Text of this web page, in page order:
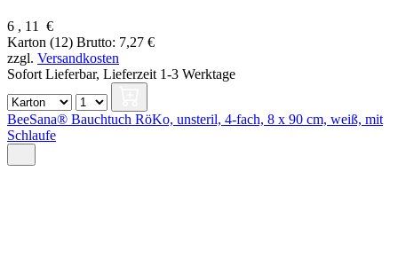
6 , 11
€
Karton (12) Brutto: 7,27 €
zzgl. Versandkosten
Sofort Lieferbar, Lieferzeit 1-3 Werktage
BeeSana® Bauchtuch RöKo, unsteril, 4-fach, 8 x 90 cm, weiß, mit
Schlaufe